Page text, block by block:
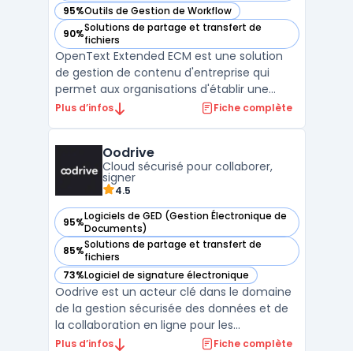
95%Outils de Gestion de Workflow
— voir OpenText Extended ECM dans cette catégorie
90%Solutions de partage et transfert de
fichiers
— voir OpenText Extended ECM dans cette catégorie
OpenText Extended ECM est une solution
de gestion de contenu d'entreprise qui
permet aux organisations d'établir une
gouvernance efficace des informations
intégration transparente avec les
applications ERP et CRM, faci ...
Plus d’infos Fiche complète
Oodrive
Cloud sécurisé pour collaborer,
signer
4.5
95%Logiciels de GED (Gestion Électronique de
Documents)
— voir Oodrive dans cette catégorie
85%Solutions de partage et transfert de
fichiers
— voir Oodrive dans cette catégorie
73%Logiciel de signature électronique
— voir Oodrive dans cette catégorie
Oodrive est un acteur clé dans le domaine
de la gestion sécurisée des données et de
la collaboration en ligne pour les
entreprises. Avec ses solutions certifiées et
Plus d’infos Fiche complète